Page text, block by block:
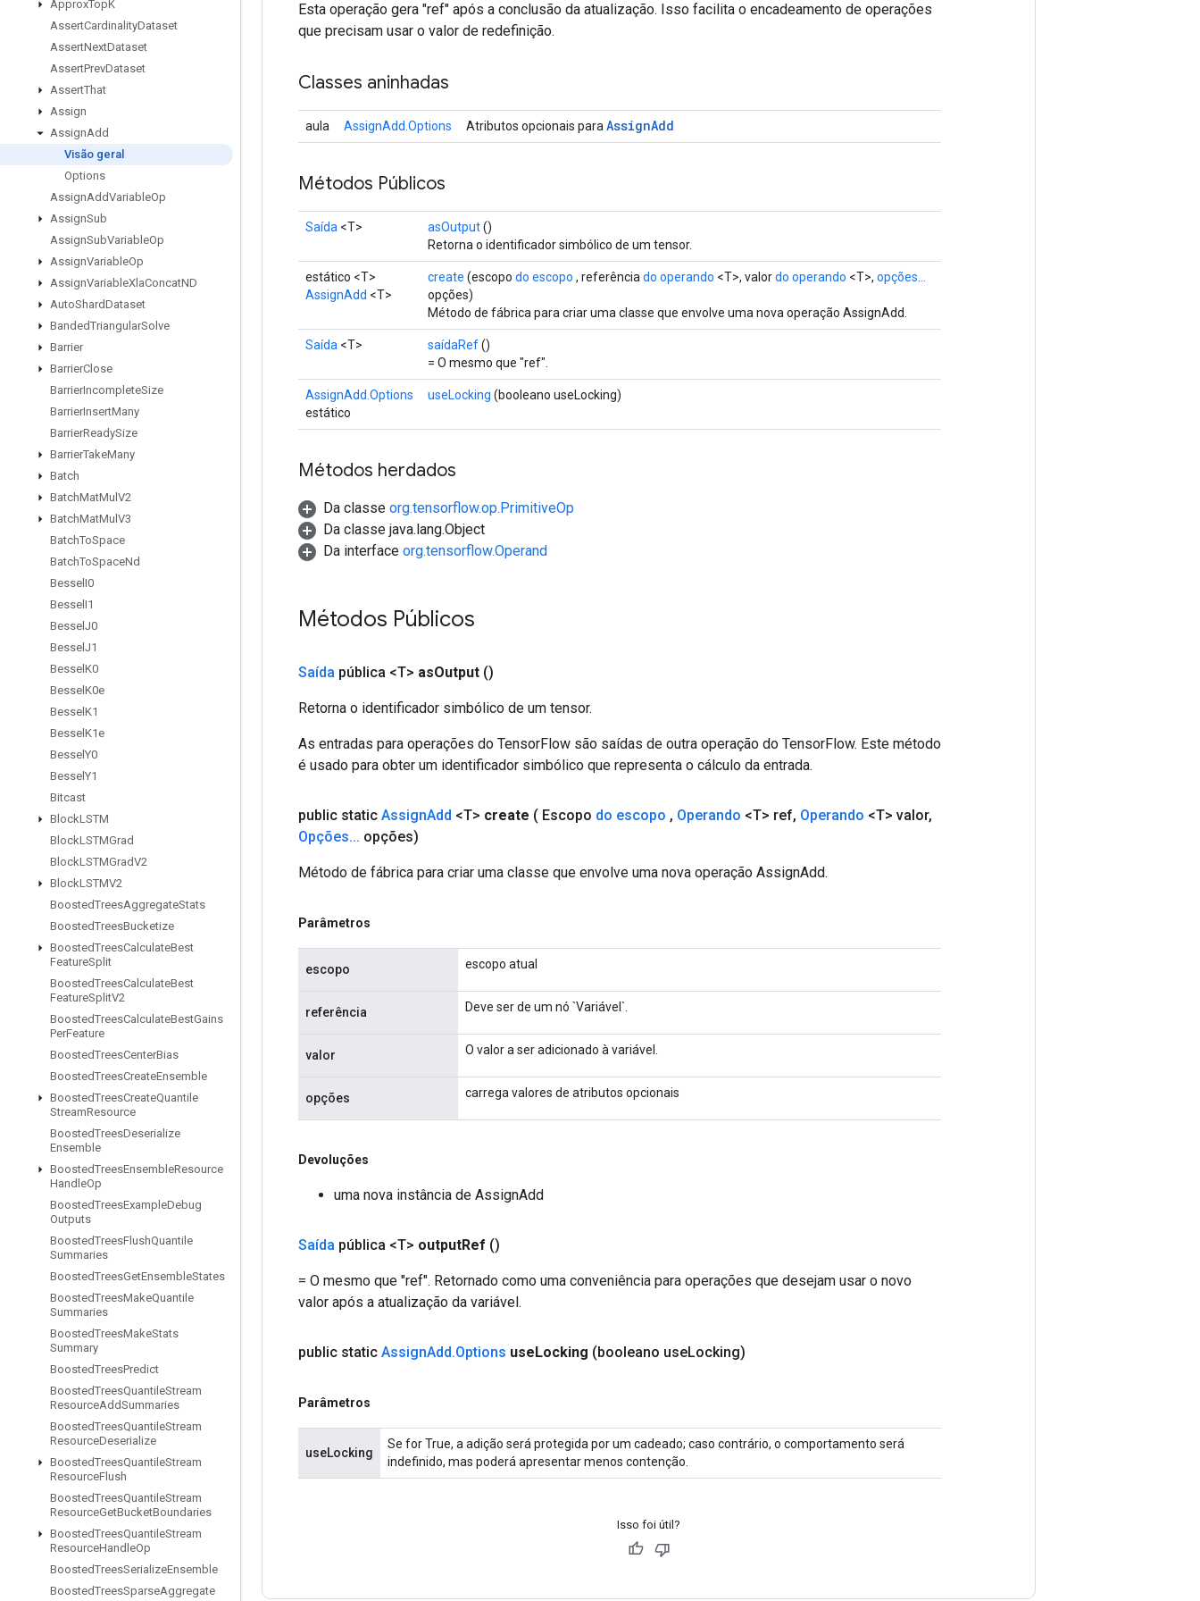
ApproxTopK
AssertCardinalityDataset
AssertNextDataset
AssertPrevDataset
AssertThat
Assign
AssignAdd
Visão geral
Options
AssignAddVariableOp
AssignSub
AssignSubVariableOp
AssignVariableOp
AssignVariableXlaConcatND
AutoShardDataset
BandedTriangularSolve
Barrier
BarrierClose
BarrierIncompleteSize
BarrierInsertMany
BarrierReadySize
BarrierTakeMany
Batch
BatchMatMul V2
BatchMatMul V3
BatchToSpace
BatchToSpaceNd
Bessel I0
Bessel I1
Bessel J0
Bessel J1
Bessel K0
Bessel K0e
Bessel K1
Bessel K1e
Bessel Y0
Bessel Y1
Bitcast
BlockLSTM
BlockLSTMGrad
BlockLSTMGradV2
BlockLSTMV2
BoostedTreesAggregateStats
BoostedTreesBucketize
BoostedTreesCalculateBest
FeatureSplit
BoostedTreesCalculateBest
FeatureSplitV2
BoostedTreesCalculateBestGains
PerFeature
BoostedTreesCenterBias
BoostedTreesCreateEnsemble
BoostedTreesCreateQuantile
StreamResource
BoostedTreesDeserialize
Ensemble
BoostedTreesEnsembleResource
HandleOp
BoostedTreesExampleDebug
Outputs
BoostedTreesFlushQuantile
Summaries
BoostedTreesGetEnsembleStates
BoostedTreesMakeQuantile
Summaries
BoostedTreesMakeStats
Summary
BoostedTreesPredict
BoostedTreesQuantileStream
ResourceAddSummaries
BoostedTreesQuantileStream
ResourceDeserialize
BoostedTreesQuantileStream
ResourceFlush
BoostedTreesQuantileStream
ResourceGetBucketBoundaries
BoostedTreesQuantileStream
ResourceHandleOp
BoostedTreesSerializeEnsemble
BoostedTreesSparseAggregate
Esta operação gera "ref" após a conclusão da atualização. Isso facilita o encadeamento de operações
que precisam usar o valor de redefinição.
Classes aninhadas
aula AssignAdd.Options Atributos opcionais para AssignAdd
Métodos Públicos
Saída <T> asOutput()
Retorna o identificador simbólico de um tensor.
estático <T>
AssignAdd <T>
create (escopo do escopo , referência do operando <T>, valordo operando <T>, opções...
opções)
Método de fábrica para criar uma classe que envolve uma nova operação AssignAdd.
Saída <T> saídaRef()
= O mesmo que "ref".
AssignAdd.Options
estático
useLocking (booleano useLocking)
Métodos herdados
Da classe org.tensorflow.op.PrimitiveOp
Da classe java.lang.Object
Da interface org.tensorflow.Operand
Métodos Públicos
Saída pública <T> asOutput ()
Retorna o identificador simbólico de um tensor.
As entradas para operações do TensorFlow são saídas de outra operação do TensorFlow. Este método
é usado para obter um identificador simbólico que representa o cálculo da entrada.
public static AssignAdd <T> create ( Escopo do escopo , Operando <T> ref, Operando <T> valor,
Opções... opções)
Método de fábrica para criar uma classe que envolve uma nova operação AssignAdd.
Parâmetros
escopo escopo atual
referência Deve ser de um nó `Variável`.
valor O valor a ser adicionado à variável.
opções carrega valores de atributos opcionais
Devoluções
uma nova instância de AssignAdd
Saída pública <T> outputRef ()
= O mesmo que "ref". Retornado como uma conveniência para operações que desejam usar o novo
valor após a atualização da variável.
public static AssignAdd.Options useLocking (booleano useLocking)
Parâmetros
useLocking
Se for True, a adição será protegida por um cadeado; caso contrário, o comportamento será
indefinido, mas poderá apresentar menos contenção.
Isso foi útil?